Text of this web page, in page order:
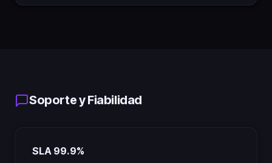
Soporte y Fiabilidad
SLA 99.9%